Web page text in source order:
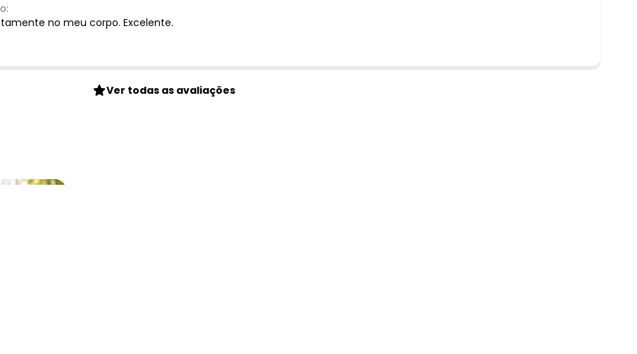
no meu corpo. Excelente.
Ver todas as avaliações